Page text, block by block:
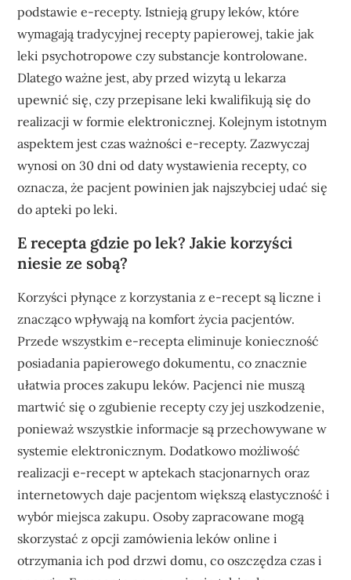
podstawie e-recepty. Istnieją grupy leków, które
wymagają tradycyjnej recepty papierowej, takie jak
leki psychotropowe czy substancje kontrolowane.
Dlatego ważne jest, aby przed wizytą u lekarza
upewnić się, czy przepisane leki kwalifikują się do
realizacji w formie elektronicznej. Kolejnym istotnym
aspektem jest czas ważności e-recepty. Zazwyczaj
wynosi on 30 dni od daty wystawienia recepty, co
oznacza, że pacjent powinien jak najszybciej udać się
do apteki po leki.
E recepta gdzie po lek? Jakie korzyści
niesie ze sobą?
Korzyści płynące z korzystania z e-recept są liczne i
znacząco wpływają na komfort życia pacjentów.
Przede wszystkim e-recepta eliminuje konieczność
posiadania papierowego dokumentu, co znacznie
ułatwia proces zakupu leków. Pacjenci nie muszą
martwić się o zgubienie recepty czy jej uszkodzenie,
ponieważ wszystkie informacje są przechowywane w
systemie elektronicznym. Dodatkowo możliwość
realizacji e-recept w aptekach stacjonarnych oraz
internetowych daje pacjentom większą elastyczność i
wybór miejsca zakupu. Osoby zapracowane mogą
skorzystać z opcji zamówienia leków online i
otrzymania ich pod drzwi domu, co oszczędza czas i